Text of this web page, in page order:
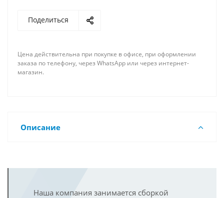
Поделиться
Цена действительна при покупке в офисе, при оформлении
заказа по телефону, через WhatsApp или через интернет-
магазин.
Описание
Наша компания занимается сборкой